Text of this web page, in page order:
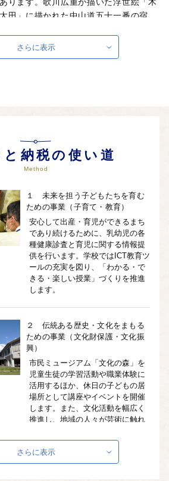
ります。歌川広重が描いた浮世絵「木
田」に描かれた中山道五十一番の宿
あり、交通の要衡として近隣市町村の
きました。現在は、大型商業施設や大
“Walkable City MINOKAMO”として、
えるための政策を推進しています！
報の保護は遷移先サイトの方針に従います。
さらに表示
納税の使い道
Method
１ 未来を担う子どもたちを育む
ための事業（子育て・教育）
安心して出産・育児ができるまち
であり続けるために、乳幼児の各
種健康診査と育児に関する情報提
供を行います。学校ではICT教育ツ
ールの充実を図り、「わかる・で
きる・楽しい授業」づくりを推進
します。
２ 伝統ある歴史・文化をまもる
ための事業（文化財保護・文化振
興）
市民ミュージアム「文化の森」を
児童生徒の学習活動や職業体験に
活用するほか、休日の子どもの居
場所として講座やイベントを開催
します。また、文化活動を幅広く
推進し、地域の人々が芸術に触れ
３ 美しい自然環境をまもるため
さらに表示